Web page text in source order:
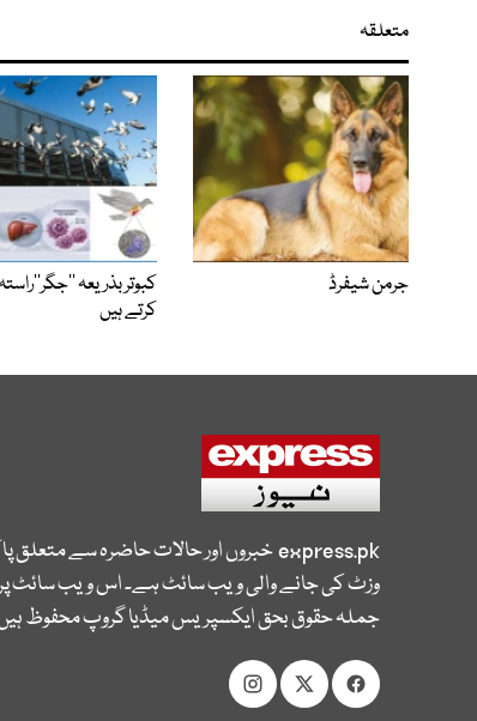
متعلقہ
جرمن شیفرڈ
کبوتر بذریعہ
کرتے ہیں
express.pkخبروں اور حالات حاضرہ سے متعلق
وزٹ کی جانے والی ویب سائٹ ہے۔ اس ویب سائٹ پر
جملہ حقوق بحق ایکسپریس میڈیا گروپ محفوظ